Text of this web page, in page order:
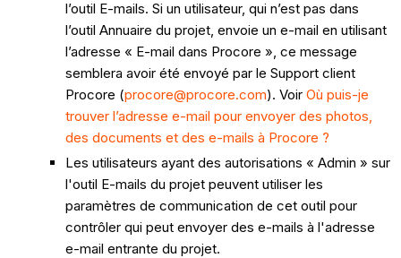
l’outil E-mails. Si un utilisateur, qui n’est pas dans
l’outil Annuaire du projet, envoie un e-mail en utilisant
l’adresse « E-mail dans Procore », ce message
semblera avoir été envoyé par le Support client
Procore (procore@procore.com). VoirOù puis-je
trouver l’adresse e-mail pour envoyer des photos,
des documents et des e-mails à Procore ?
Les utilisateurs ayant des autorisations « Admin » sur
l'outil E-mails du projet peuvent utiliser les
paramètres de communication de cet outil pour
contrôler qui peut envoyer des e-mails à l'adresse
e-mail entrante du projet.